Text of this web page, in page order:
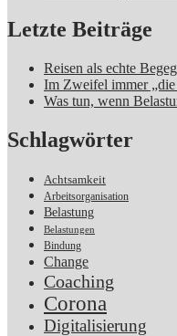
Letzte Beiträge
Reisen als echte
Im Zweifel immer „die
Was tun, wenn
Schlagwörter
Achtsamkeit
Arbeitsorganisation
Belastung
Belastungen
Bindung
Change
Coaching
Corona
Digitalisierung